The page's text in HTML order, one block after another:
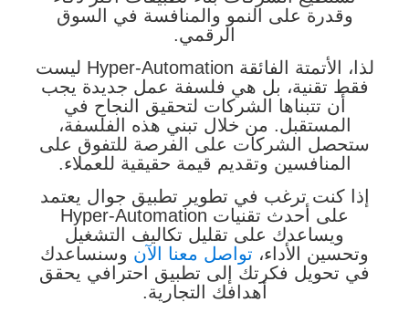
وقدرة على النمو والمنافسة في السوق
الرقمي.
لذا، الأتمتة الفائقة Hyper-Automation ليست
فقط تقنية، بل هي فلسفة عمل جديدة يجب
أن تتبناها الشركات لتحقيق النجاح في
المستقبل. من خلال تبني هذه الفلسفة،
ستحصل الشركات على الفرصة للتفوق على
المنافسين وتقديم قيمة حقيقية للعملاء.
إذا كنت ترغب في تطوير تطبيق جوال يعتمد
على أحدث تقنيات Hyper-Automation
ويساعدك على تقليل تكاليف التشغيل
وتحسين الأداء، تواصل معنا الآن وسنساعدك
في تحويل فكرتك إلى تطبيق احترافي يحقق
أهدافك التجارية.